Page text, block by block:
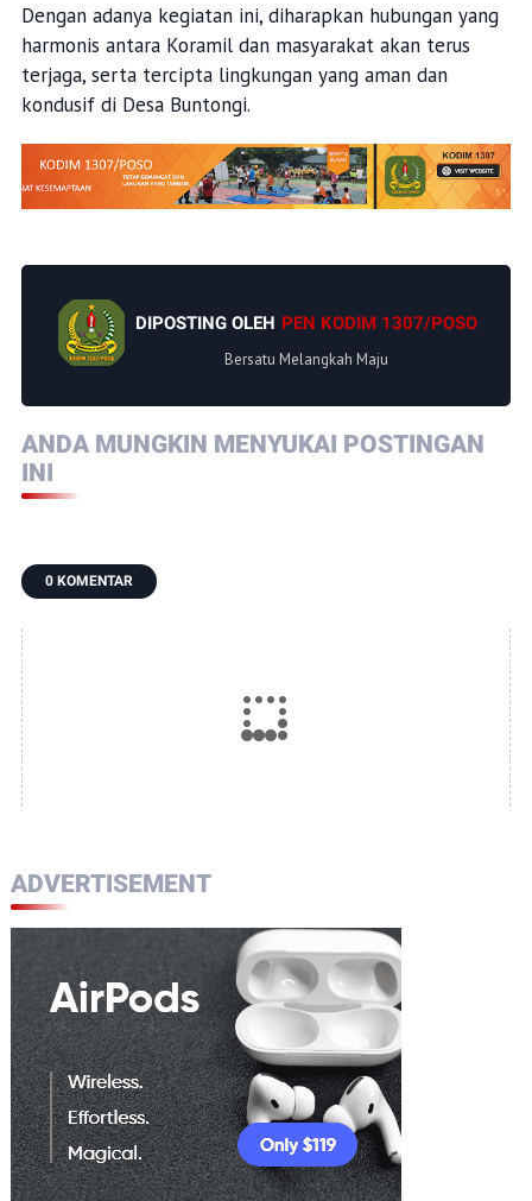
Dengan adanya kegiatan ini, diharapkan hubungan yang
harmonis antara Koramil dan masyarakat akan terus
terjaga, serta tercipta lingkungan yang aman dan
kondusif di Desa Buntongi.
DIPOSTING OLEH PEN KODIM 1307/POSO
Bersatu Melangkah Maju
ANDA MUNGKIN MENYUKAI POSTINGAN
INI
0 KOMENTAR
ADVERTISEMENT